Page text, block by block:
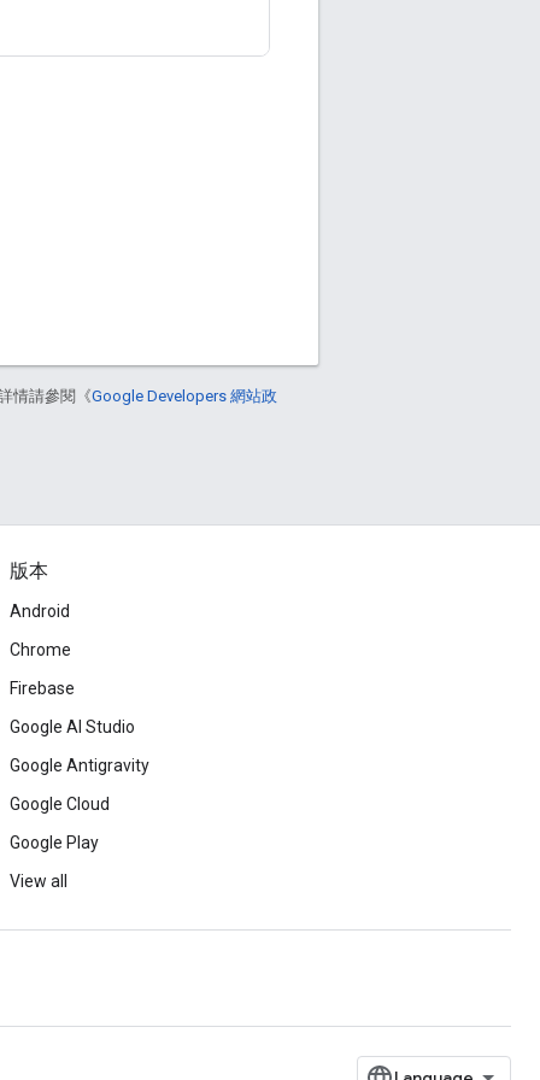
情請參閱《Google Developers 網站政
版本
Android
Chrome
Firebase
Google AI Studio
Google Antigravity
Google Cloud
Google Play
View all